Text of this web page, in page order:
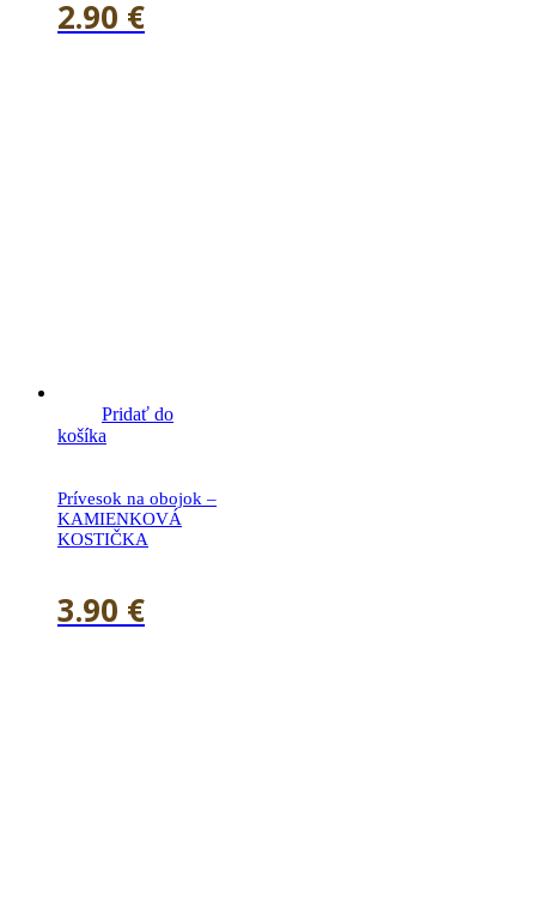
2.90 €
Pridať do
košíka
Prívesok na obojok –
KAMIENKOVÁ
KOSTIČKA
3.90 €